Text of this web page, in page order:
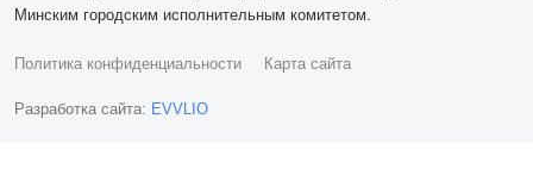
Минским городским исполнительным комитетом.
Политика конфиденциальности Карта сайта
Разработка сайта: EVVLIO